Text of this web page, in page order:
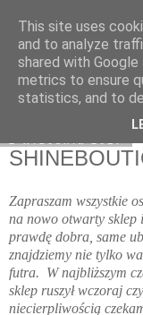
Klaudia
Zapraszam wszystkie
na nowo otwarty sklep
prawdę dobra, same
znajdziemy nie tylko
futra. W najbliższym
sklep ruszył wczoraj
niecierpliwością
This site uses
and to analyze
shared with
metrics to ensure
statistics, and to